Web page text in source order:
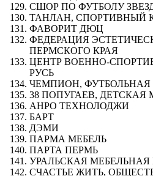
СШОР ПО ФУТБОЛУ
ТАНЛАН, СПОРТИВНЫЙ
ФАВОРИТ ДЮЦ
ФЕДЕРАЦИЯ
ПЕРМСКОГО КРАЯ
ЦЕНТР ВОЕННО-
РУСЬ
ЧЕМПИОН,
38 ПОПУГАЕВ, ДЕТСКАЯ
АНРО ТЕХНОЛОДЖИ
БАРТ
ДЭМИ
ПАРМА МЕБЕЛЬ
ПАРТА ПЕРМЬ
УРАЛЬСКАЯ
СЧАСТЬЕ ЖИТЬ,